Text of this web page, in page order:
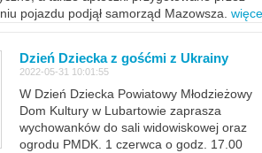
pojazdu podjął samorząd Mazowsza.
Dzień Dziecka z gośćmi z Ukrainy
2022-05-31 10:01:55
W Dzień Dziecka Powiatowy Młodzieżowy
Dom Kultury w Lubartowie zaprasza
wychowanków do sali widowiskowej oraz
ogrodu PMDK. 1 czerwca o godz. 17.00